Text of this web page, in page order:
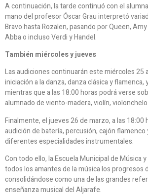
A continuación, la tarde continuó con el
mano del profesor Óscar Grau interpretó
Bravo hasta Rozalen, pasando por Queen,
Abba o incluso Verdi y Handel.
También miércoles y jueves
Las audiciones continuarán este miércoles 25
iniciación a la danza, danza clásica y flamenca,
mientras que a las 18:00 horas podrá verse
alumnado de viento-madera, violín,
Finalmente, el jueves 26 de marzo, a las 18:00
audición de batería, percusión, cajón flamenco
diferentes especialidades instrumentales.
Con todo ello, la Escuela Municipal de Música
todos los amantes de la música los progresos
consolidándose como una de las grandes
enseñanza musical del Aljarafe.